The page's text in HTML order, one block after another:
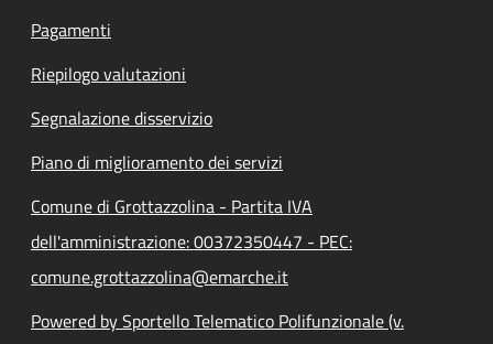
Pagamenti
Riepilogo valutazioni
Segnalazione disservizio
Piano di miglioramento dei servizi
Comune di Grottazzolina - Partita IVA
dell'amministrazione: 00372350447 - PEC:
comune.grottazzolina@emarche.it
Powered by Sportello Telematico Polifunzionale (v.